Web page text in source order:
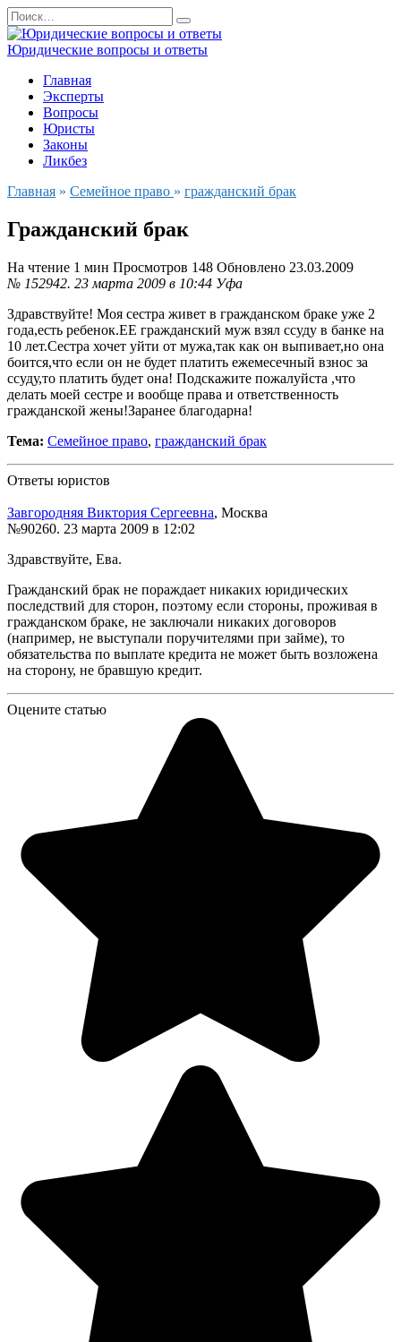
Перейти
к
содержанию
Search
for:
Юридические вопросы и ответы
Главная
Эксперты
Вопросы
Юристы
Законы
Ликбез
Главная » Семейное право » гражданский брак
Гражданский брак
На чтение 1 мин Просмотров 148 Обновлено 23.03.2009
№ 152942. 23 марта 2009 в 10:44 Уфа
Здравствуйте! Моя сестра живет в гражданском браке уже 2
года,есть ребенок.ЕЕ гражданский муж взял ссуду в банке на
10 лет.Сестра хочет уйти от мужа,так как он выпивает,но она
боится,что если он не будет платить ежемесечный взнос за
ссуду,то платить будет она! Подскажите пожалуйста ,что
делать моей сестре и вообще права и ответственность
гражданской жены!Заранее благодарна!
Тема: Семейное право, гражданский брак
Ответы юристов
Завгородняя Виктория Сергеевна, Москва
№90260. 23 марта 2009 в 12:02
Здравствуйте, Ева.
Гражданский брак не пораждает никаких юридических
последствий для сторон, поэтому если стороны, проживая в
гражданском браке, не заключали никаких договоров
(например, не выступали поручителями при займе), то
обязательства по выплате кредита не может быть возложена
на сторону, не бравшую кредит.
Оцените статью